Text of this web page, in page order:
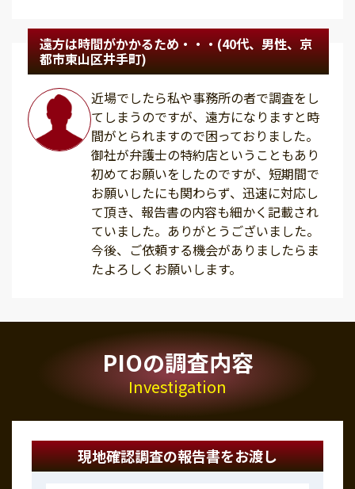
遠方は時間がかかるため・・・(40代、男性、京
都市東山区井手町)
近場でしたら私や事務所の者で調査をし
てしまうのですが、遠方になりますと時
間がとられますので困っておりました。
御社が弁護士の特約店ということもあり
初めてお願いをしたのですが、短期間で
お願いしたにも関わらず、迅速に対応し
て頂き、報告書の内容も細かく記載され
ていました。ありがとうございました。
今後、ご依頼する機会がありましたらま
たよろしくお願いします。
PIOの調査内容
Investigation
現地確認調査の報告書をお渡し